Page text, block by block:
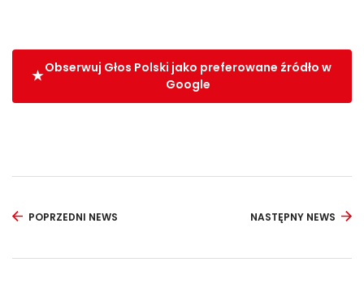
Obserwuj Głos Polski jako preferowane źródło w
Google
POPRZEDNI NEWS NASTĘPNY NEWS